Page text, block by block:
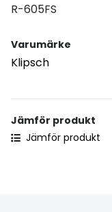
R-605FS
Varumärke
Klipsch
Jämför produkt
Jämför produkt